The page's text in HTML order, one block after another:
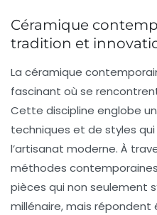
Céramique
tradition et
La céramique
fascinant où se
Cette discipline englobe
techniques et de styles
l’artisanat moderne. À
méthodes
pièces qui non seulement
millénaire, mais